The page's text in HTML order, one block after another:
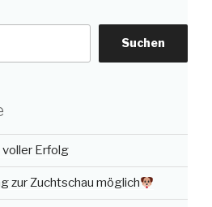
Suchen
voller Erfolg
zur Zuchtschau möglich